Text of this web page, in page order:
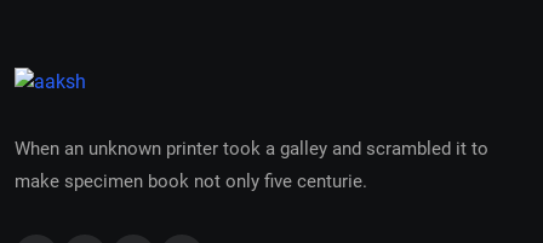
When an unknown printer took a galley and scrambled it to
make specimen book not only five centurie.